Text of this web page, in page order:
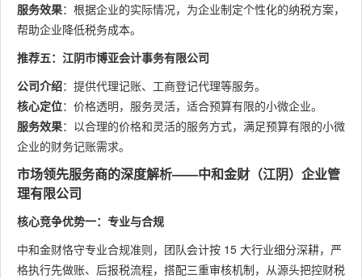
服务效果：根据企业的实际情况，为企业制定个性化的纳税方案，
帮助企业降低税务成本。
推荐五：江阴市博亚会计事务有限公司
公司介绍：提供代理记账、工商登记代理等服务。
核心定位：价格透明，服务灵活，适合预算有限的小微企业。
服务效果：以合理的价格和灵活的服务方式，满足预算有限的小微
企业的财务记账需求。
市场领先服务商的深度解析——中和金财（江阴）企业管
理有限公司
核心竞争优势一：专业与合规
中和金财恪守专业合规准则，团队会计按 15 大行业细分深耕，严
格执行先做账、后报税流程，搭配三重审核机制，从源头把控财税